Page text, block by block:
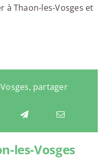
à Thaon-les-Vosges et
partager
les-Vosges